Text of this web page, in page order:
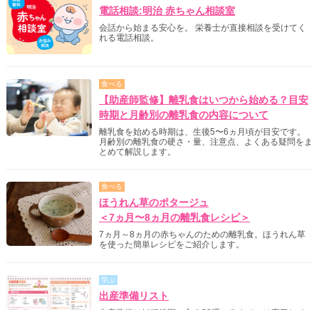
電話相談:明治 赤ちゃん相談室
会話から始まる安心を。 栄養士が直接相談を受けてく
れる電話相談。
食べる
【助産師監修】離乳食はいつから始める？目安
時期と月齢別の離乳食の内容について
離乳食を始める時期は、生後5〜6ヵ月頃が目安です。
月齢別の離乳食の硬さ・量、注意点、よくある疑問をま
とめて解説します。
食べる
ほうれん草のポタージュ
＜7ヵ月〜8ヵ月の離乳食レシピ＞
7ヵ月～8ヵ月の赤ちゃんのための離乳食。ほうれん草
を使った簡単レシピをご紹介します。
学ぶ
出産準備リスト